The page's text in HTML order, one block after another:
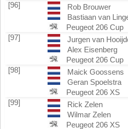
[96]
Rob Brouwer
Bastiaan van
Peugeot 206 Cup
[97]
Jurgen van
Alex Eisenberg
Peugeot 206 Cup
[98]
Maick Goossens
Geran Spoelstra
Peugeot 206 XS
[99]
Rick Zelen
Wilmar Zelen
Peugeot 206 XS